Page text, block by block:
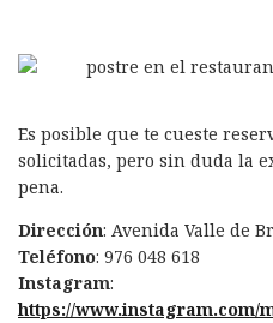
Es posible que te cueste
solicitadas, pero sin duda la
pena.
Dirección: Avenida Valle de
Teléfono: 976 048 618
Instagram:
https://www.instagram.com/